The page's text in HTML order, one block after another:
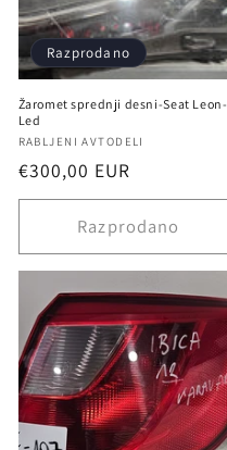
Razprodano
Žaromet sprednji desni-Seat Leon-
Led
Ponudnik:
RABLJENI AVTODELI
Redna
cena
€300,00 EUR
Razprodano